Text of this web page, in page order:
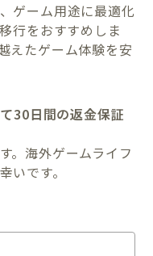
ゲーム用途に最適化
行をおすすめしま
えたゲーム体験を安
30日間の返金保証
。海外ゲームライフ
いです。